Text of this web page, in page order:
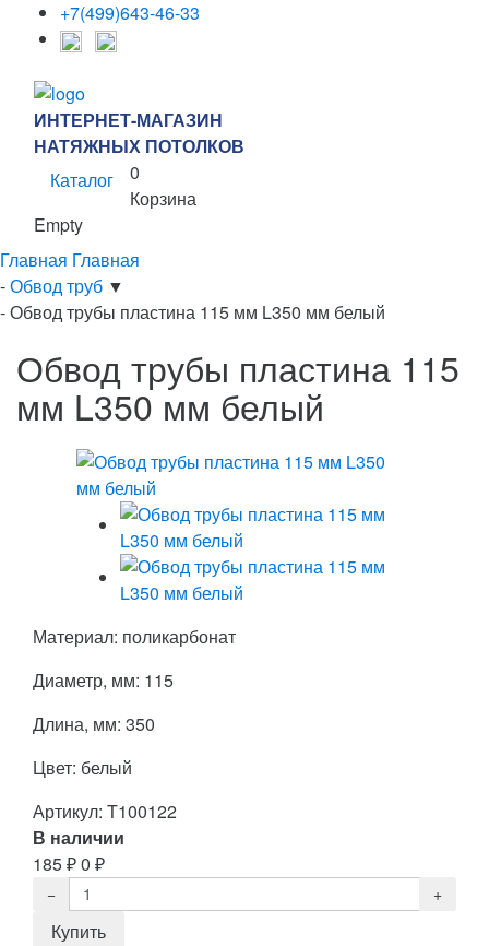
+7(499)643-46-33
ИНТЕРНЕТ-МАГАЗИН
НАТЯЖНЫХ ПОТОЛКОВ
Каталог
0
Корзина
Empty
Главная Главная
-Обвод труб ▼
-Обвод трубы пластина 115 мм L350 мм белый
Обвод трубы пластина 115
мм L350 мм белый
Материал: поликарбонат
Диаметр, мм: 115
Длина, мм: 350
Цвет: белый
Артикул: T100122
В наличии
185₽0 ₽